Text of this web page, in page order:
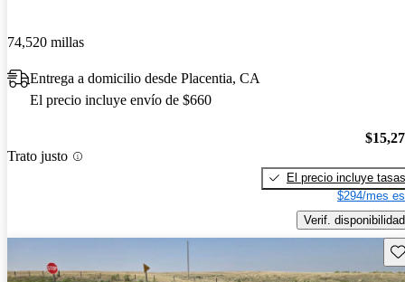
74,520 millas
Entrega a domicilio desde Placentia, CA
El precio incluye envío de $660
Trato justo
El precio incluye tasas
$294/mes
Verif. disponibilidad